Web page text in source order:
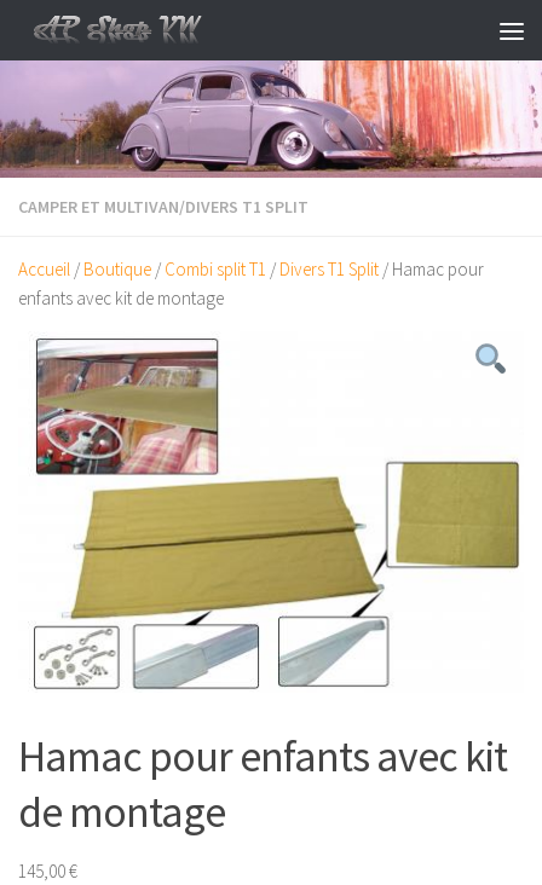
Skip to content
CAMPER ET MULTIVAN/DIVERS T1 SPLIT
Accueil / Boutique / Combi split T1 / Divers T1 Split / Hamac pour
enfants avec kit de montage
Hamac pour enfants avec kit
de montage
145,00€